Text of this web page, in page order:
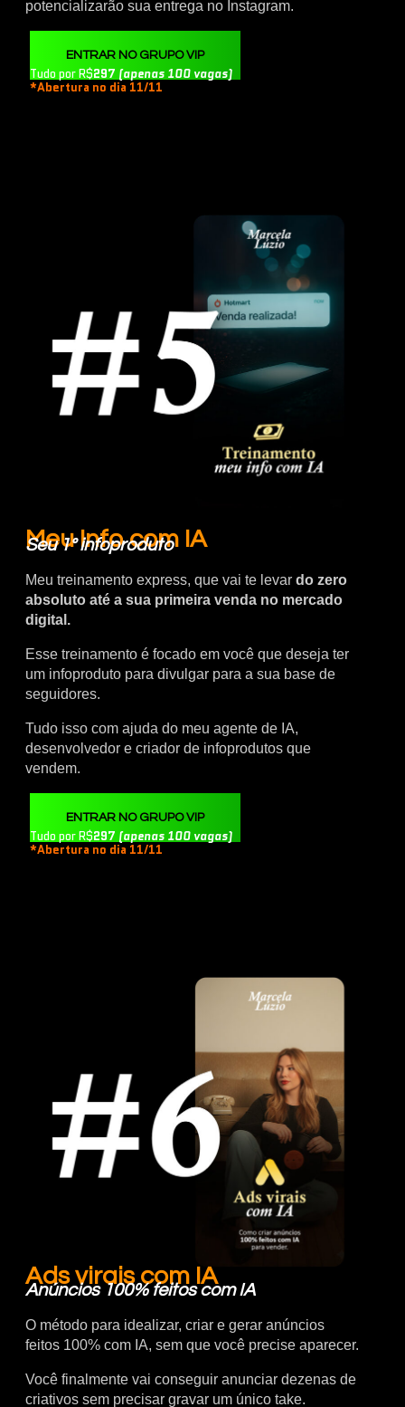
potencializarão sua entrega no Instagram.
ENTRAR NO GRUPO VIP
Tudo por R$297 (apenas 100 vagas)
*Abertura no dia 11/11
Meu Info com IA
Seu 1º infoproduto
Meu treinamento express, que vai te levar do zero
absoluto até a sua primeira venda no mercado
digital.
Esse treinamento é focado em você que deseja ter
um infoproduto para divulgar para a sua base de
seguidores.
Tudo isso com ajuda do meu agente de IA,
desenvolvedor e criador de infoprodutos que
vendem.
ENTRAR NO GRUPO VIP
Tudo por R$297 (apenas 100 vagas)
*Abertura no dia 11/11
Ads virais com IA
Anúncios 100% feitos com IA
O método para idealizar, criar e gerar anúncios
feitos 100% com IA, sem que você precise aparecer.
Você finalmente vai conseguir anunciar dezenas de
criativos sem precisar gravar um único take.